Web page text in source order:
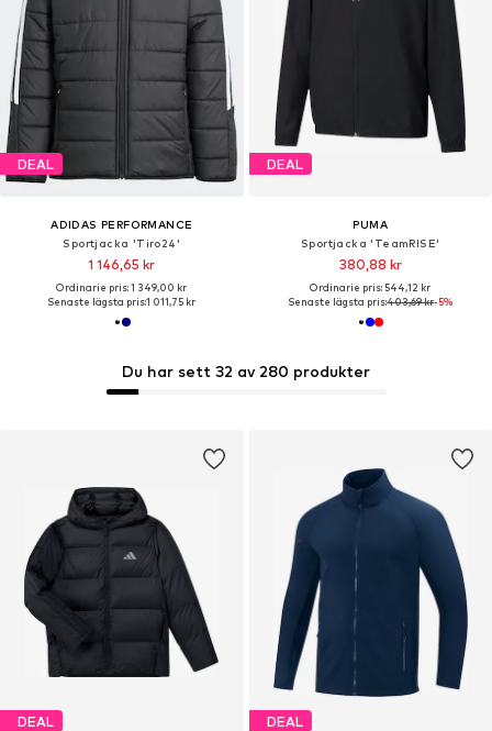
DEAL
ADIDAS PERFORMANCE
Sportjacka 'Tiro24'
1 146,65 kr
Ordinarie pris: 1 349,00 kr
Senaste lägsta pris:1 011,75 kr
DEAL
PUMA
Sportjacka 'TeamRISE'
380,88 kr
Ordinarie pris: 544,12 kr
Senaste lägsta pris:403,69 kr-5%
Du har sett 32 av 280 produkter
DEAL DEAL